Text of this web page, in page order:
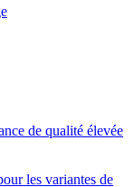
de qualité élevée
les variantes de